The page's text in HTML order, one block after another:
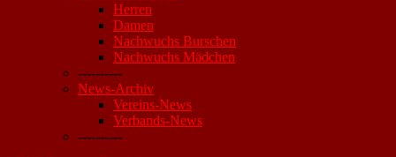
Herren
Damen
Nachwuchs Burschen
Nachwuchs Mädchen
----------
News-Archiv
Vereins-News
Verbands-News
----------